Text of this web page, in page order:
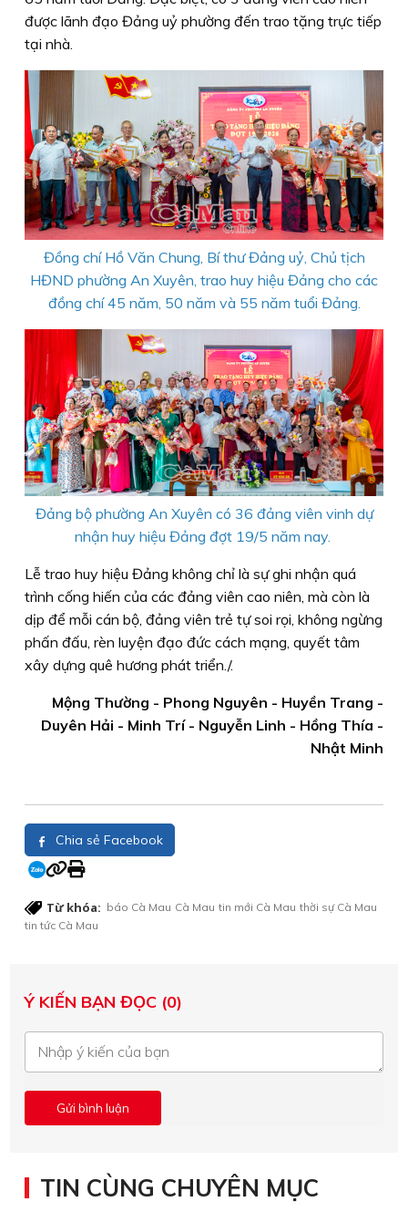
được lãnh đạo Đảng uỷ phường đến trao tặng trực tiếp
tại nhà.
Đồng chí Hồ Văn Chung, Bí thư Đảng uỷ, Chủ tịch
HĐND phường An Xuyên, trao huy hiệu Đảng cho các
đồng chí 45 năm, 50 năm và 55 năm tuổi Đảng.
Đảng bộ phường An Xuyên có 36 đảng viên vinh dự
nhận huy hiệu Đảng đợt 19/5 năm nay.
Lễ trao huy hiệu Đảng không chỉ là sự ghi nhận quá
trình cống hiến của các đảng viên cao niên, mà còn là
dịp để mỗi cán bộ, đảng viên trẻ tự soi rọi, không ngừng
phấn đấu, rèn luyện đạo đức cách mạng, quyết tâm
xây dựng quê hương phát triển./.
Mộng Thường - Phong Nguyên - Huyền Trang -
Duyên Hải - Minh Trí - Nguyễn Linh - Hồng Thía -
Nhật Minh
Chia sẻ Facebook
Từ khóa: báo Cà Mau Cà Mau tin mới Cà Mau thời sự Cà Mau
tin tức Cà Mau
Ý KIẾN BẠN ĐỌC (0)
TIN CÙNG CHUYÊN MỤC